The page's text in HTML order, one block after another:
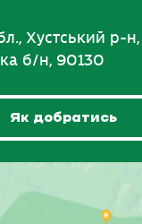
Хустський р-н,
б/н, 90130
Як добратись